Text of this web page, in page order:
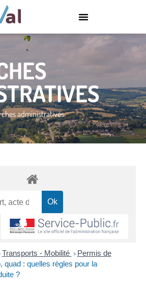
administratives
Transports - Mobilité > Permis de
quad : quelles règles pour la
?